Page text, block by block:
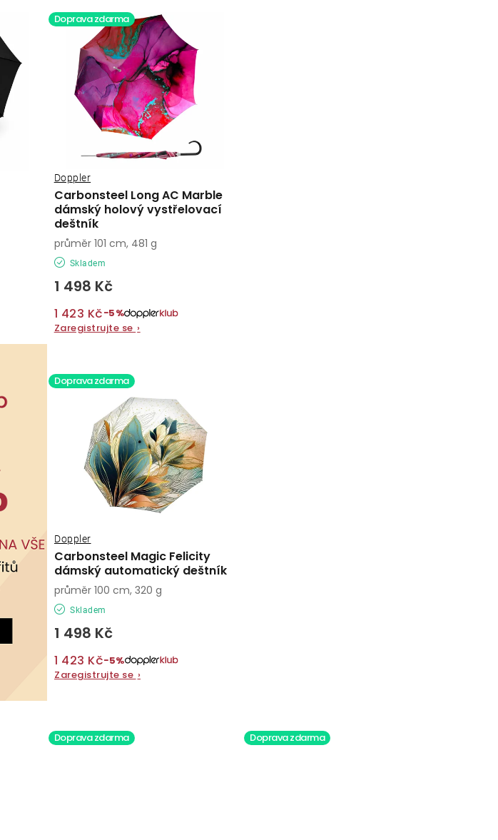
e
n
í
p
o
d
u
k
t
ů
Doprava zdarma
Carbonsteel Long AC Marble
dámský holový vystřelovací
deštník
Doppler
Skladem
1 498 Kč
1 423 Kč−5%
Zaregistrujte se ›
průměr 101 cm, 481 g
Doprava zdarma
Carbonsteel Magic Felicity
dámský automatický deštník
Doppler
Skladem
1 498 Kč
1 423 Kč−5%
Zaregistrujte se ›
průměr 100 cm, 320 g
Doprava zdarma Doprava zdarma